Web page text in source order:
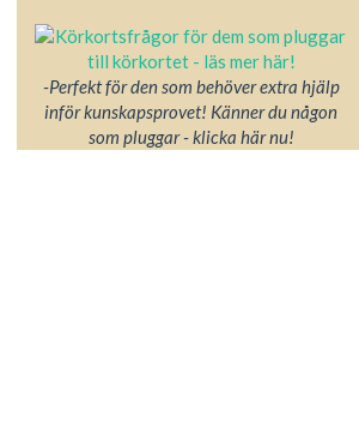
-Perfekt för den som behöver extra hjälp
inför kunskapsprovet! Känner du någon
som pluggar - klicka här nu!